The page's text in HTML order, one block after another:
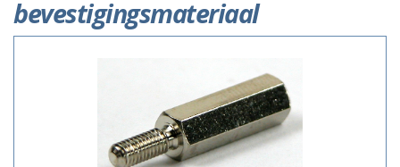
bevestigingsmateriaal